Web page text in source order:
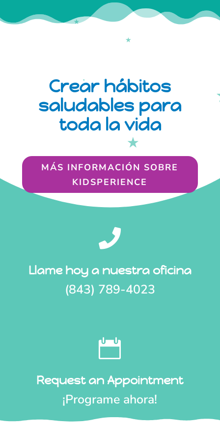
Crear hábitos
saludables para
toda la vida
MÁS INFORMACIÓN SOBRE
KIDSPERIENCE

Llame hoy a nuestra oficina
(843) 789-4023

Request an Appointment
¡Programe ahora!